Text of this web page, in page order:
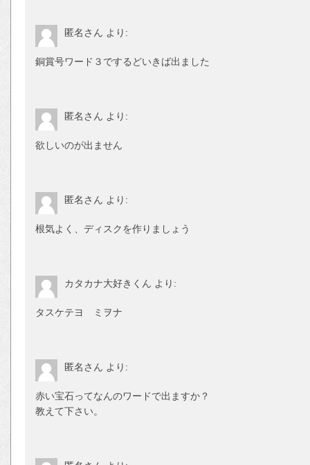
匿名さん より:
銅賞号ワード３でするどいきば出ました
匿名さん より:
欲しいのが出ません
匿名さん より:
根気よく、ディスクを作りましょう
カタカナ大好きくん より:
タスケテヨ ミヲナ
匿名さん より:
赤い宝石ってなんのワードで出ますか？
教えて下さい。